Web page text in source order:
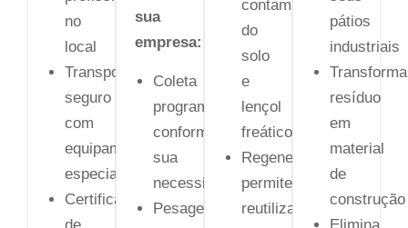
no
local
Transporte
seguro
com
equipamentos
especializados
Certificado
sua
empresa:
Coleta
programada
conforme
sua
necessidade
Pesagem
contaminação
do
solo
e
lençol
freático
Regeneração
permite
reutilização
pátios
industriais
Transforma
resíduo
em
material
de
construção